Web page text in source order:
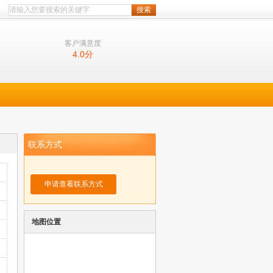
客户满意度
4.0分
联系方式
申请查看联系方式
地图位置